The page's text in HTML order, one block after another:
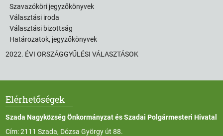
Szavazóköri jegyzőkönyvek
Választási iroda
Választási bizottság
Határozatok, jegyzőkönyvek
2022. ÉVI ORSZÁGGYŰLÉSI VÁLASZTÁSOK
Elérhetőségek
Szada Nagyközség Önkormányzat és Szadai Polgármesteri Hivatal
Cím: 2111 Szada, Dózsa György út 88.